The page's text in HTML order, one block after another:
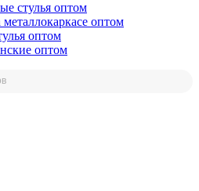
стулья оптом
металлокаркасе оптом
оптом
оптом